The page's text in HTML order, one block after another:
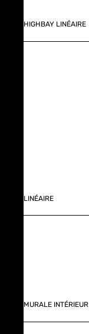
HIGHBAY LINÉAIRE
LINÉAIRE
MURALE INTÉRIEUR